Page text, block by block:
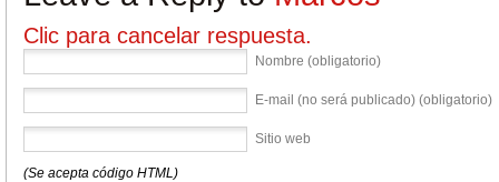
Clic para cancelar respuesta.
Nombre (obligatorio)
E-mail (no será publicado) (obligatorio)
Sitio web
(Se acepta código HTML)